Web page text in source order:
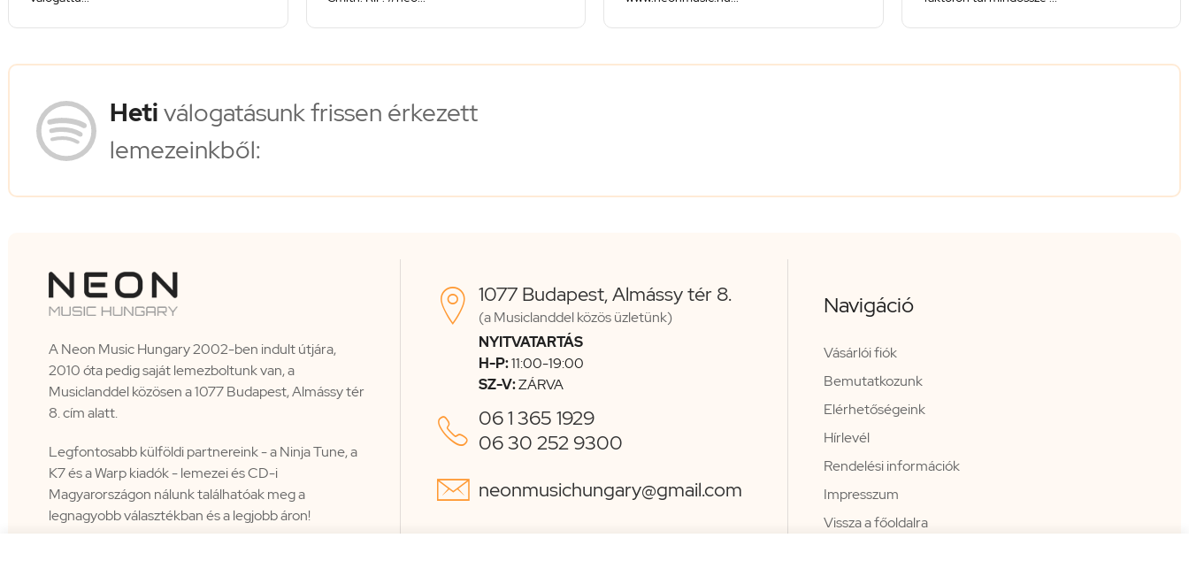
Hetiválogatásunk frissen érkezett
lemezeinkből:
A Neon Music Hungary 2002-ben indult útjára,
2010 óta pedig saját lemezboltunk van, a
Musiclanddel közösen a 1077 Budapest, Almássy tér
8. cím alatt.
Legfontosabb külföldi partnereink - a Ninja Tune, a
K7 és a Warp kiadók - lemezei és CD-i
Magyarországon nálunk találhatóak meg a
legnagyobb választékban és a legjobb áron!
 1077 Budapest, Almássy tér 8.
(a Musiclanddel közös üzletünk)
NYITVATARTÁS
H-P:11:00-19:00
SZ-V:ZÁRVA
 06 1 365 1929
06 30 252 9300
 neonmusichungary@gmail.com
Navigáció
Vásárlói fiók
Bemutatkozunk
Elérhetőségeink
Hírlevél
Rendelési információk
Impresszum
Vissza a főoldalra